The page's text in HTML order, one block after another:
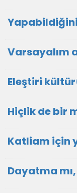
Varsayalım
Eleştiri
Hiçlik de bir
Katliam için
Dayatma